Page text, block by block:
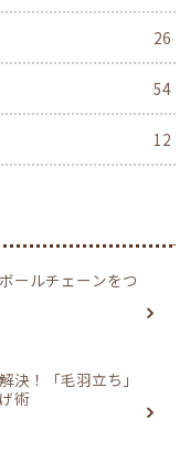
26
54
12
ールチェーンをつ
決！「毛羽立ち」
術